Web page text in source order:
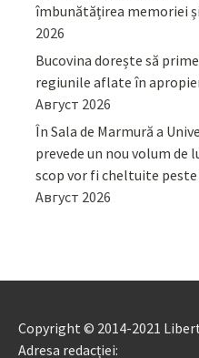
îmbunătățirea memoriei
2026
Bucovina dorește să
regiunile aflate în
Август 2026
În Sala de Marmură a
prevede un nou volum de
scop vor fi cheltuite
Август 2026
Copyright © 2014-2021
Adresa redacției: